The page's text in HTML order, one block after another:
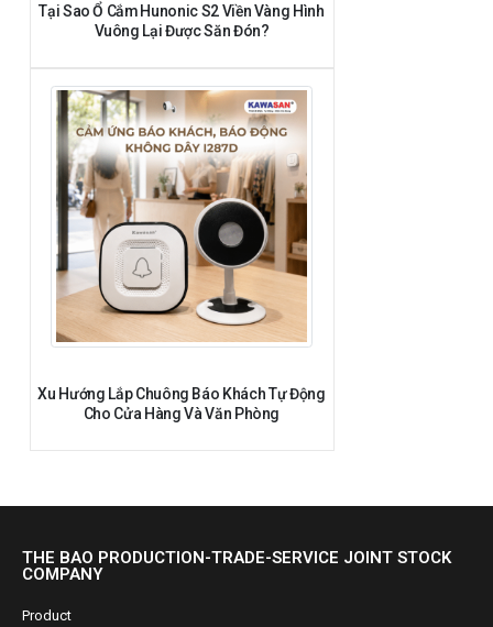
Tại Sao Ổ Cắm Hunonic S2 Viền Vàng Hình
Vuông Lại Được Săn Đón?
Xu Hướng Lắp Chuông Báo Khách Tự Động
Cho Cửa Hàng Và Văn Phòng
THE BAO PRODUCTION-TRADE-SERVICE JOINT STOCK
COMPANY
Product